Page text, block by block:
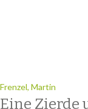
Frenzel, Martin
Eine Zierde